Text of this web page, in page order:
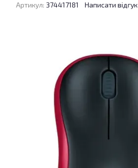
Артикул: 374417181 Написати відгук